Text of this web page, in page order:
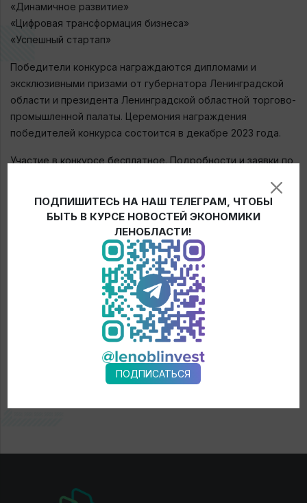
«Динамичное развитие»
«Цифровая трансформация бизнеса»
«Успешный стартап»
Победители конкурса награждаются дипломами и
эксклюзивными призами от губернатора Ленинградской
области и президента Ленинградской областной торгово-
промышленной палаты. Церемония награждения
победителей конкурса состоится в декабре 2023 года.
Участие в конкурсе бесплатное. Подробности и заявки по
ПОДПИШИТЕСЬ НА НАШ ТЕЛЕГРАМ, ЧТОБЫ
БЫТЬ В КУРСЕ НОВОСТЕЙ ЭКОНОМИКИ
ЛЕНОБЛАСТИ!
ПОДПИСАТЬСЯ